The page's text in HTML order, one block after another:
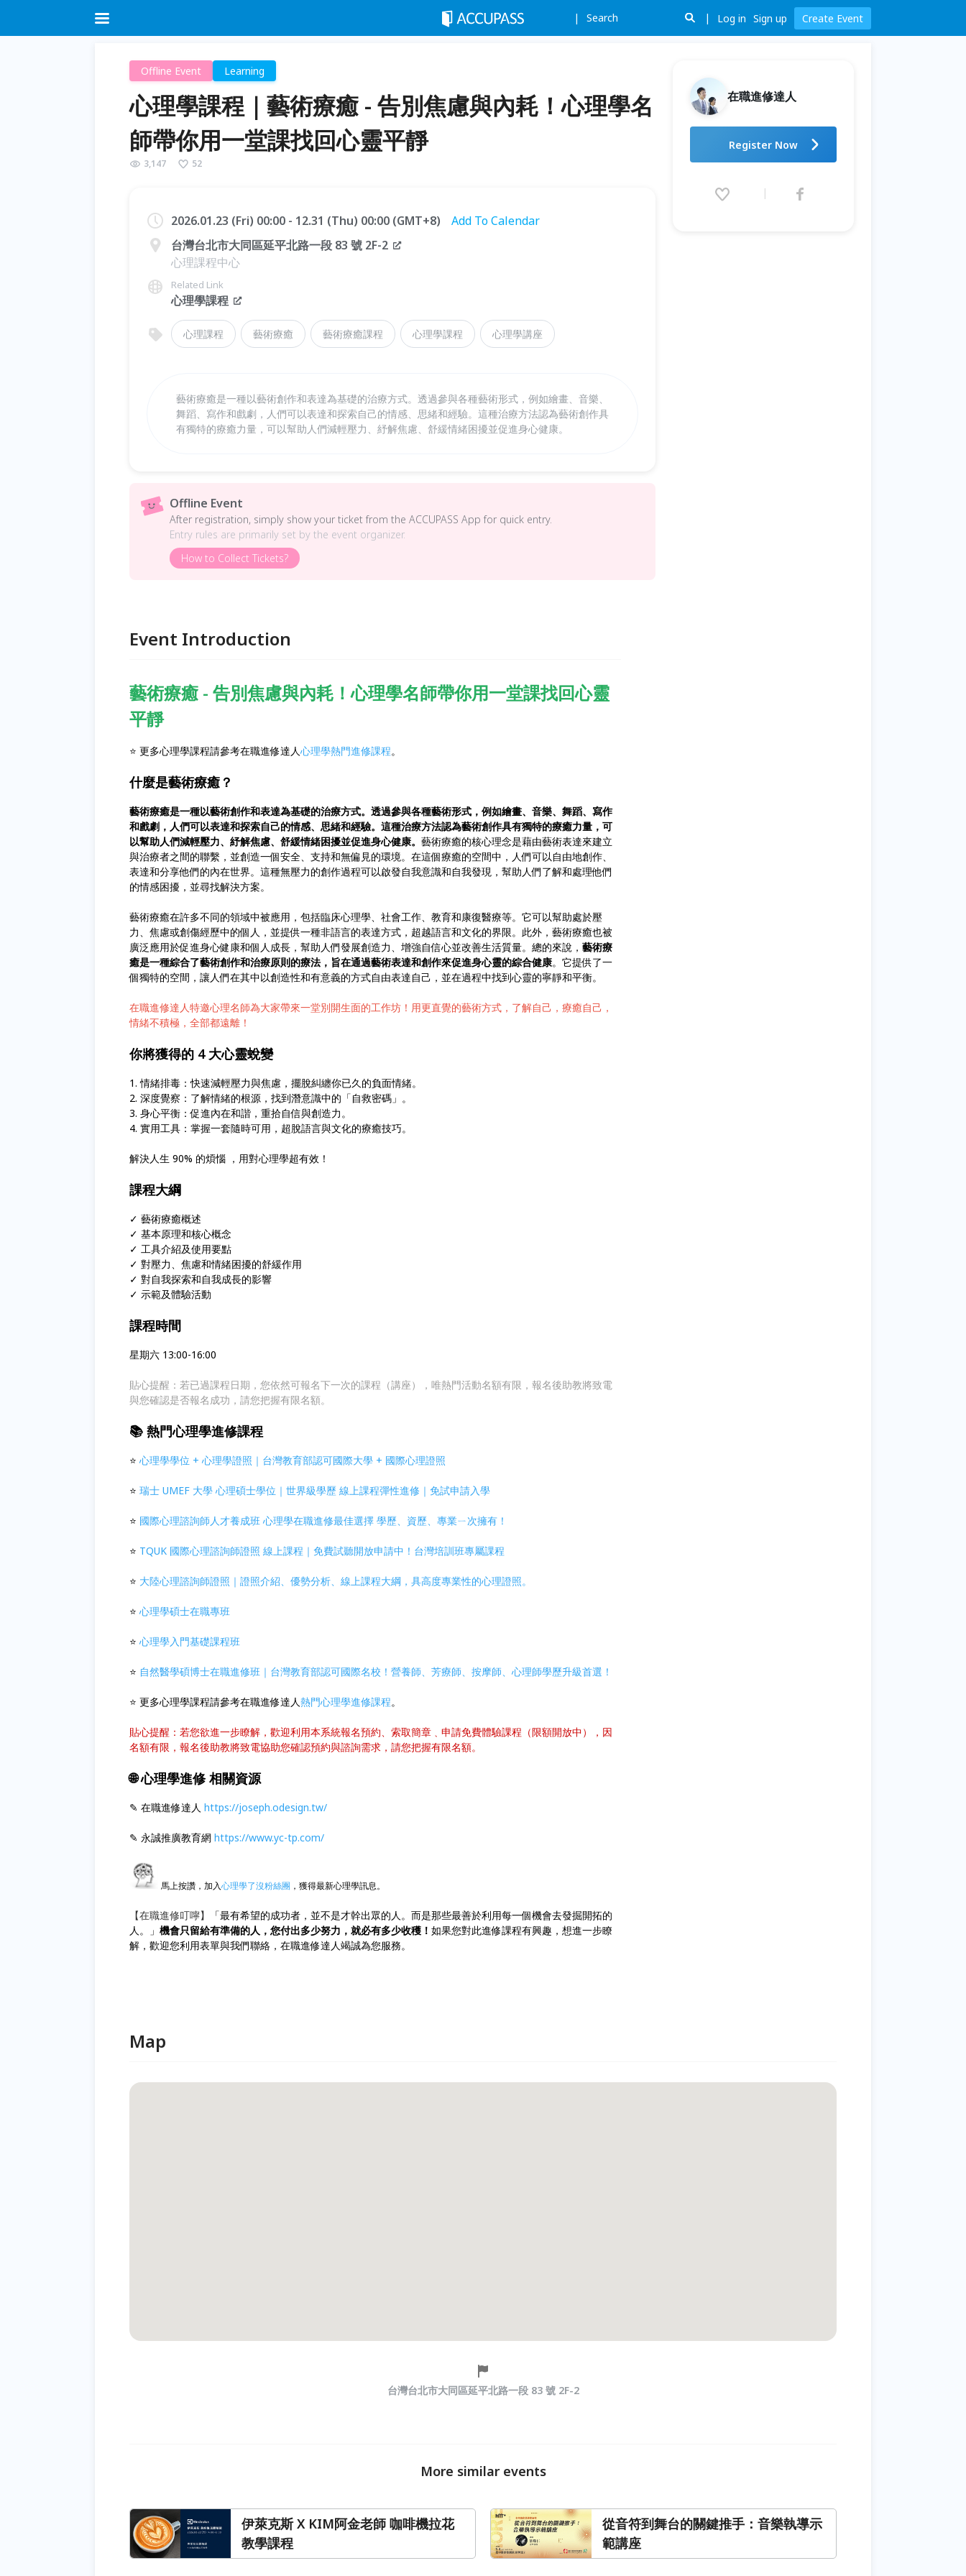
Search Log in Sign up Create Event
Offline Event Learning
心理學課程｜藝術療癒 - 告別焦慮與內耗！心理學名
師帶你用一堂課找回心靈平靜
3,147 52
2026.01.23 (Fri) 00:00 - 12.31 (Thu) 00:00 (GMT+8)
Add To Calendar
台灣台北市大同區延平北路一段 83 號 2F-2
心理課程中心
Related Link
心理學課程
心理課程 藝術療癒 藝術療癒課程 心理學課程 心理學講座
藝術療癒是一種以藝術創作和表達為基礎的治療方式。透過參與各種藝術形式，例如繪畫、音樂、
舞蹈、寫作和戲劇，人們可以表達和探索自己的情感、思緒和經驗。這種治療方法認為藝術創作具
有獨特的療癒力量，可以幫助人們減輕壓力、紓解焦慮、舒緩情緒困擾並促進身心健康。
Offline Event
After registration, simply show your ticket from the ACCUPASS App for quick entry.
Entry rules are primarily set by the event organizer.
How to Collect Tickets?
Event Introduction
藝術療癒 - 告別焦慮與內耗！心理學名師帶你用一堂課找回心靈
平靜
⭐ 更多心理學課程請參考在職進修達人心理學熱門進修課程。
什麼是藝術療癒？
藝術療癒是一種以藝術創作和表達為基礎的治療方式。透過參與各種藝術形式，例如繪畫、音樂、舞蹈、寫作
和戲劇，人們可以表達和探索自己的情感、思緒和經驗。這種治療方法認為藝術創作具有獨特的療癒力量，可
以幫助人們減輕壓力、紓解焦慮、舒緩情緒困擾並促進身心健康。 藝術療癒的核心理念是藉由藝術表達來建立
與治療者之間的聯繫，並創造一個安全、支持和無偏見的環境。在這個療癒的空間中，人們可以自由地創作、
表達和分享他們的內在世界。這種無壓力的創作過程可以啟發自我意識和自我發現，幫助人們了解和處理他們
的情感困擾，並尋找解決方案。
藝術療癒在許多不同的領域中被應用，包括臨床心理學、社會工作、教育和康復醫療等。它可以幫助處於壓
力、焦慮或創傷經歷中的個人，並提供一種非語言的表達方式，超越語言和文化的界限。此外，藝術療癒也被
廣泛應用於促進身心健康和個人成長，幫助人們發展創造力、增強自信心並改善生活質量。總的來說， 藝術療
癒是一種綜合了藝術創作和治療原則的療法，旨在通過藝術表達和創作來促進身心靈的綜合健康。它提供了一
個獨特的空間，讓人們在其中以創造性和有意義的方式自由表達自己，並在過程中找到心靈的寧靜和平衡。
在職進修達人特邀心理名師為大家帶來一堂別開生面的工作坊！用更直覺的藝術方式，了解自己，療癒自己，
情緒不積極，全部都遠離！
你將獲得的 4 大心靈蛻變
1. 情緒排毒：快速減輕壓力與焦慮，擺脫糾纏你已久的負面情緒。
2. 深度覺察：了解情緒的根源，找到潛意識中的「自救密碼」。
3. 身心平衡：促進內在和諧，重拾自信與創造力。
4. 實用工具：掌握一套隨時可用，超脫語言與文化的療癒技巧。
解決人生 90% 的煩惱 ，用對心理學超有效！
課程大綱
✓ 藝術療癒概述
✓ 基本原理和核心概念
✓ 工具介紹及使用要點
✓ 對壓力、焦慮和情緒困擾的舒緩作用
✓ 對自我探索和自我成長的影響
✓ 示範及體驗活動
課程時間
星期六 13:00-16:00
貼心提醒：若已過課程日期，您依然可報名下一次的課程（講座），唯熱門活動名額有限，報名後助教將致電
與您確認是否報名成功，請您把握有限名額。
📚 熱門心理學進修課程
⭐ 心理學學位 + 心理學證照｜台灣教育部認可國際大學 + 國際心理證照
⭐ 瑞士 UMEF 大學 心理碩士學位｜世界級學歷 線上課程彈性進修｜免試申請入學
⭐ 國際心理諮詢師人才養成班 心理學在職進修最佳選擇 學歷、資歷、專業ㄧ次擁有！
⭐ TQUK 國際心理諮詢師證照 線上課程｜免費試聽開放申請中！台灣培訓班專屬課程
⭐ 大陸心理諮詢師證照｜證照介紹、優勢分析、線上課程大綱，具高度專業性的心理證照。
⭐ 心理學碩士在職專班
⭐ 心理學入門基礎課程班
⭐ 自然醫學碩博士在職進修班｜台灣教育部認可國際名校！營養師、芳療師、按摩師、心理師學歷升級首選！
⭐ 更多心理學課程請參考在職進修達人熱門心理學進修課程。
貼心提醒：若您欲進一步瞭解，歡迎利用本系統報名預約、索取簡章﹑申請免費體驗課程（限額開放中），因
名額有限，報名後助教將致電協助您確認預約與諮詢需求，請您把握有限名額。
🌐 心理學進修 相關資源
✎ 在職進修達人 https://joseph.odesign.tw/
✎ 永誠推廣教育網 https://www.yc-tp.com/
馬上按讚，加入心理學了沒粉絲團 ，獲得最新心理學訊息。
【在職進修叮嚀】
「最有希望的成功者，並不是才幹出眾的人。而是那些最善於利用每一個機會去發掘開拓的
人。」 機會只留給有準備的人，您付出多少努力，就必有多少收穫！ 如果您對此進修課程有興趣，想進一步瞭
解，歡迎您利用表單與我們聯絡，在職進修達人竭誠為您服務。
在職進修達人
慮與內耗！心理學名師帶你用一
堂課找回心靈平靜
(Thu) 00:00 (GMT+8)
Register Now
Map
台灣台北市大同區延平北路一段 83 號 2F-2
More similar events
伊萊克斯 X KIM阿金老師 咖啡機拉花
教學課程
從音符到舞台的關鍵推手：音樂執導示
範講座